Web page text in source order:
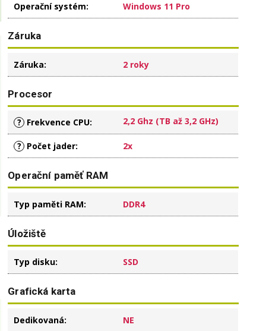
Operační systém: Windows 11 Pro
Záruka
Záruka: 2 roky
Procesor
? Frekvence CPU: 2,2 Ghz (TB až 3,2 GHz)
? Počet jader: 2x
Operační paměť RAM
Typ paměti RAM: DDR4
Úložiště
Typ disku: SSD
Grafická karta
Dedikovaná: NE